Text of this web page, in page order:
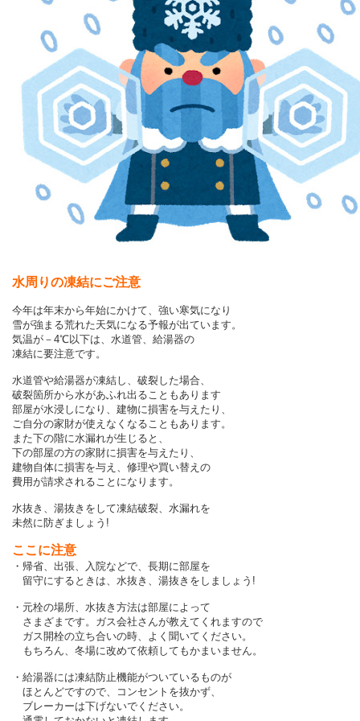
水周りの凍結にご注意
今年は年末から年始にかけて、強い寒気になり
雪が強まる荒れた天気になる予報が出ています。
気温が－4℃以下は、水道管、給湯器の
凍結に要注意です。
水道管や給湯器が凍結し、破裂した場合、
破裂箇所から水があふれ出ることもあります
部屋が水浸しになり、建物に損害を与えたり、
ご自分の家財が使えなくなることもあります。
また下の階に水漏れが生じると、
下の部屋の方の家財に損害を与えたり、
建物自体に損害を与え、修理や買い替えの
費用が請求されることになります。
水抜き、湯抜きをして凍結破裂、水漏れを
未然に防ぎましょう!
ここに注意
・帰省、出張、入院などで、長期に部屋を
留守にするときは、水抜き、湯抜きをしましょう!
・元栓の場所、水抜き方法は部屋によって
さまざまです。ガス会社さんが教えてくれますので
ガス開栓の立ち合いの時、よく聞いてください。
もちろん、冬場に改めて依頼してもかまいません。
・給湯器には凍結防止機能がついているものが
ほとんどですので、コンセントを抜かず、
ブレーカーは下げないでください。